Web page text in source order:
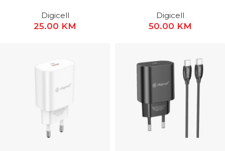
Digicell
25.00 KM
Digicell
50.00 KM